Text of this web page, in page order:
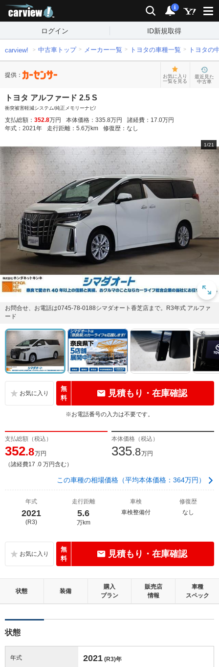
検索 通知
i
ログイン ID新規取得
carview! 中古車トップ メーカー一覧 トヨタの車種一覧 トヨタの
提供：
お気に入り
一覧を見る
最近見た
中古車
トヨタ アルファード 2.5 S
衝突被害軽減システム/純正メモリーナビ/
支払総額： 352.8万円 本体価格： 335.8万円 諸経費： 17.0万円
年式： 2021年 走行距離： 5.6万km 修復歴： なし
1/21
お問合せ、お電話は0745-78-0188シマダオート香芝店まで。R3年式 アルファ
ード
無
料
見積もり・在庫確認
※お電話番号の入力は不要です。
支払総額（税込）
352.8万円
（諸経費17 .0 万円含む）
本体価格（税込）
335.8万円
この車種の相場価格（平均本体価格：364万円）
年式
2021
(R3)
走行距離
5.6
万km
車検
車検整備付
修復歴
なし
無
料
見積もり・在庫確認
状態 装備
購入
プラン
販売店
情報
車種
スペック
状態
年式 2021 (R3)年